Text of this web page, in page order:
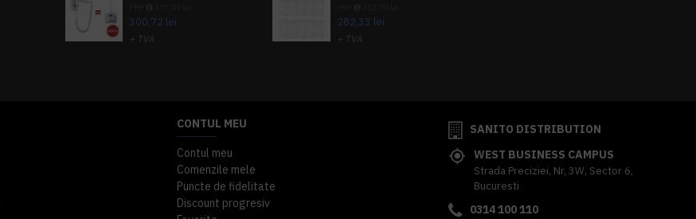
300,72 lei
+ TVA
282,33 lei
+ TVA
CONTUL MEU
Contul meu
Comenzile mele
Puncte de fidelitate
Discount progresiv
SANITO DISTRIBUTION
WEST BUSINESS CAMPUS
Strada Preciziei, Nr, 3W, Sector 6,
Bucuresti
0314 100 110